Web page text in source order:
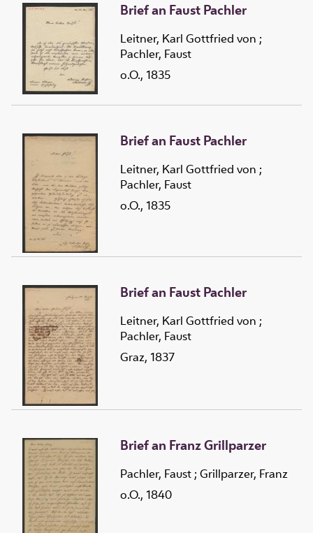
Brief an Faust Pachler
Leitner, Karl Gottfried von ;
Pachler, Faust
o.O., 1835
Brief an Faust Pachler
Leitner, Karl Gottfried von ;
Pachler, Faust
o.O., 1835
Brief an Faust Pachler
Leitner, Karl Gottfried von ;
Pachler, Faust
Graz, 1837
Brief an Franz Grillparzer
Pachler, Faust ; Grillparzer, Franz
o.O., 1840